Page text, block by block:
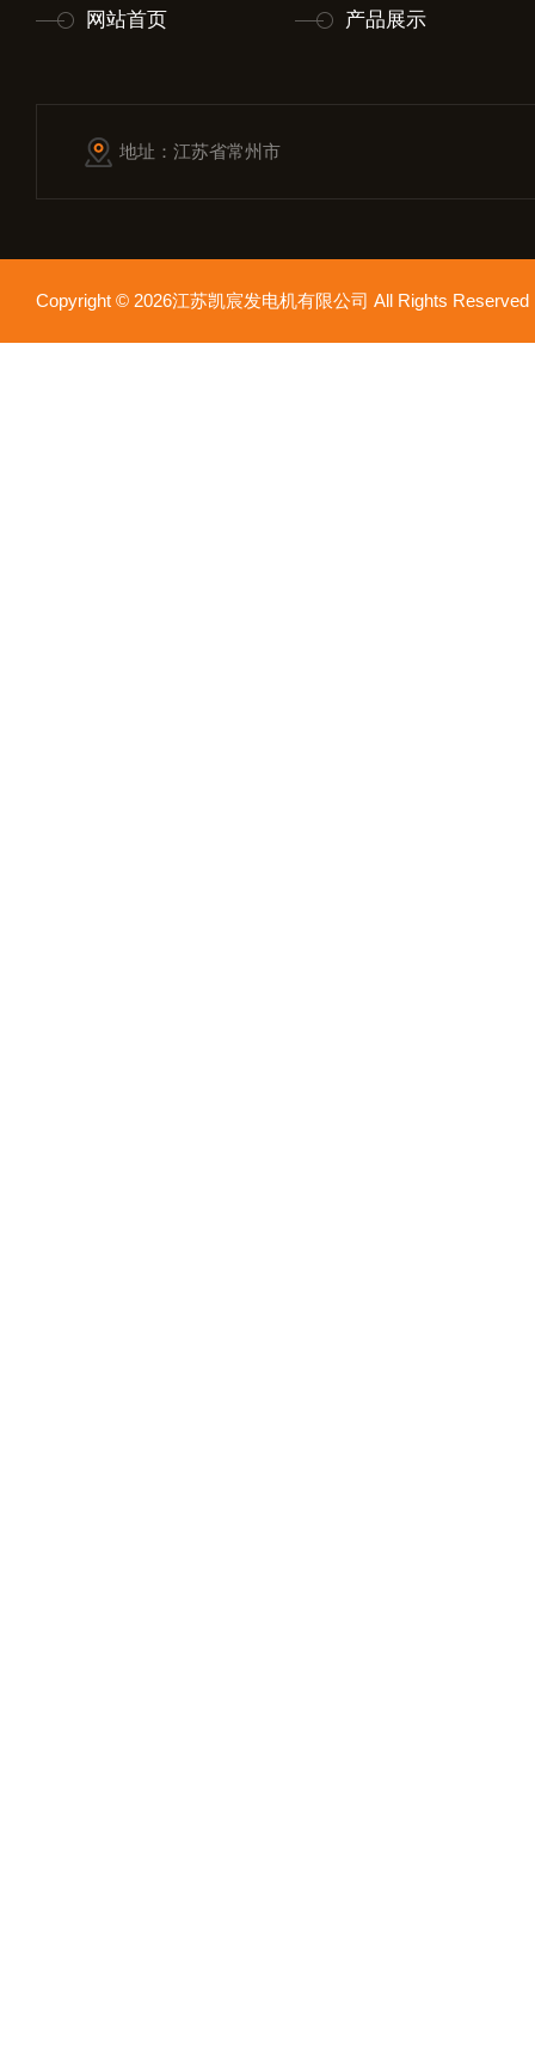
网站首页 产品展示
地址：江苏省常州市
Copyright © 2026江苏凯宸发电机有限公司 All Rights